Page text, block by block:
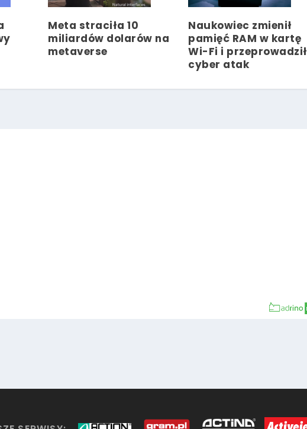
Meta straciła 10
miliardów dolarów na
metaverse
Naukowiec zmienił
pamięć RAM w kartę
Wi-Fi i przeprowadził
cyber atak